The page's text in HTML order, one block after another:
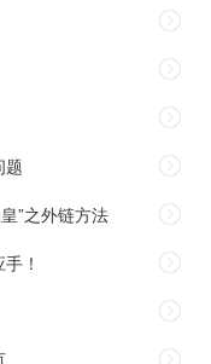
题
”之外链方法
！